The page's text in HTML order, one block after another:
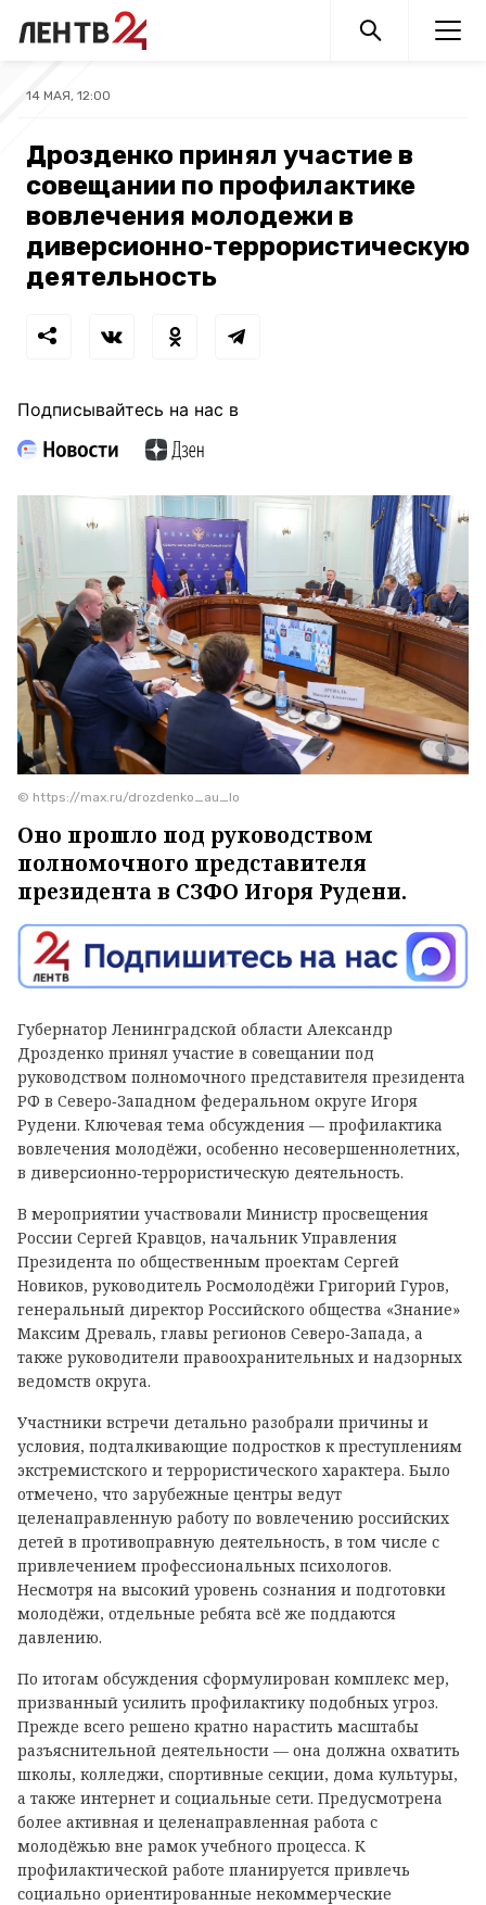
14 МАЯ, 12:00
Дрозденко принял участие в
совещании по профилактике
вовлечения молодежи в
диверсионно‑террористическую
деятельность
Подписывайтесь на нас в
© https://max.ru/drozdenko_au_lo
Оно прошло под руководством
полномочного представителя
президента в СЗФО Игоря Рудени.
Губернатор Ленинградской области Александр
Дрозденко принял участие в совещании под
руководством полномочного представителя президента
РФ в Северо‑Западном федеральном округе Игоря
Рудени. Ключевая тема обсуждения — профилактика
вовлечения молодёжи, особенно несовершеннолетних,
в диверсионно‑террористическую деятельность.
В мероприятии участвовали Министр просвещения
России Сергей Кравцов, начальник Управления
Президента по общественным проектам Сергей
Новиков, руководитель Росмолодёжи Григорий Гуров,
генеральный директор Российского общества «Знание»
Максим Древаль, главы регионов Северо‑Запада, а
также руководители правоохранительных и надзорных
ведомств округа.
Участники встречи детально разобрали причины и
условия, подталкивающие подростков к преступлениям
экстремистского и террористического характера. Было
отмечено, что зарубежные центры ведут
целенаправленную работу по вовлечению российских
детей в противоправную деятельность, в том числе с
привлечением профессиональных психологов.
Несмотря на высокий уровень сознания и подготовки
молодёжи, отдельные ребята всё же поддаются
давлению.
По итогам обсуждения сформулирован комплекс мер,
призванный усилить профилактику подобных угроз.
Прежде всего решено кратно нарастить масштабы
разъяснительной деятельности — она должна охватить
школы, колледжи, спортивные секции, дома культуры,
а также интернет и социальные сети. Предусмотрена
более активная и целенаправленная работа с
молодёжью вне рамок учебного процесса. К
профилактической работе планируется привлечь
социально ориентированные некоммерческие